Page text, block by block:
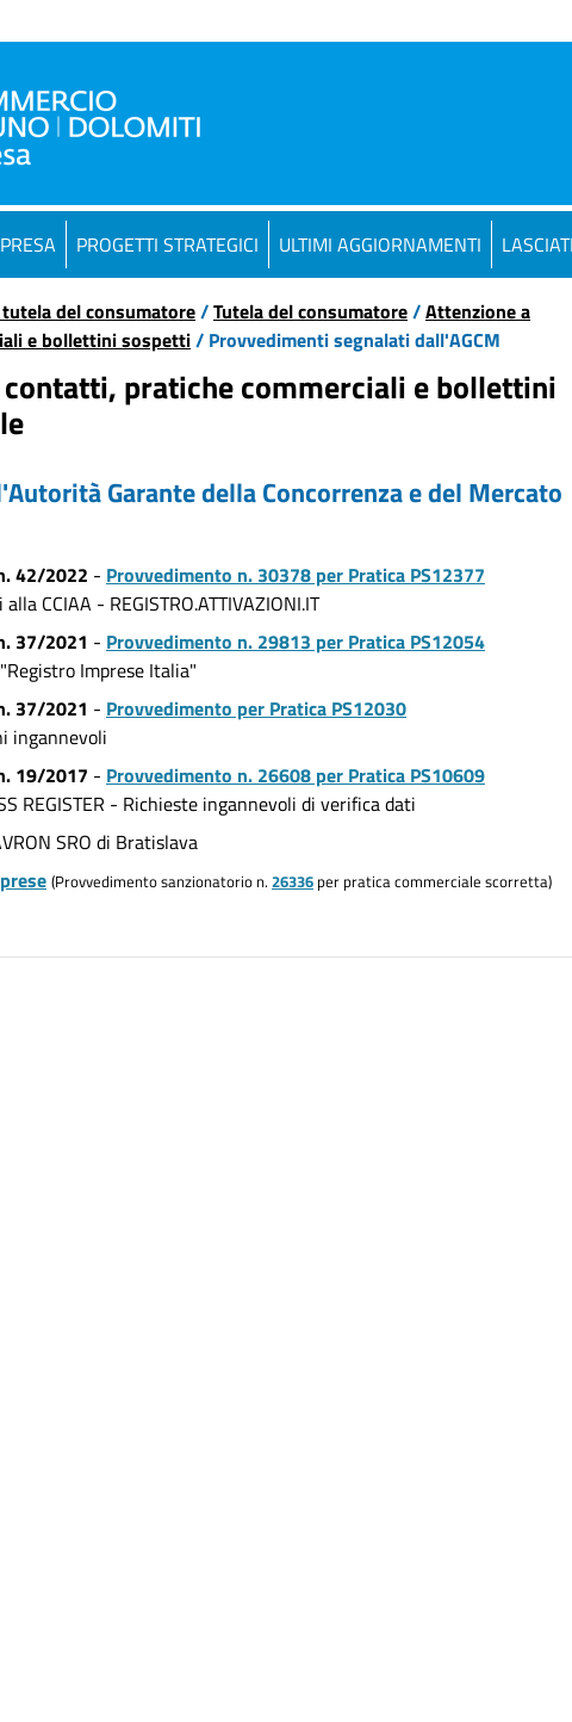
PROGETTI STRATEGICI ULTIMI AGGIORNAMENTI
del consumatore/Tutela del consumatore/Attenzione a
e bollettini sospetti/ Provvedimenti segnalati dall'AGCM
pratiche commerciali e bollettini
Autorità Garante della Concorrenza e del Mercato
42/2022 - Provvedimento n. 30378 per Pratica PS12377
CCIAA - REGISTRO.ATTIVAZIONI.IT
37/2021 - Provvedimento n. 29813 per Pratica PS12054
Imprese Italia"
37/2021 - Provvedimento per Pratica PS12030
ingannevoli
19/2017 - Provvedimento n. 26608 per Pratica PS10609
REGISTER - Richieste ingannevoli di verifica dati
SRO di Bratislava
(Provvedimento sanzionatorio n. 26336 per pratica commerciale scorretta)